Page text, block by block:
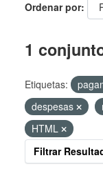
Ordenar por
1
Etiquetas:
despesas
HTML
Filtrar